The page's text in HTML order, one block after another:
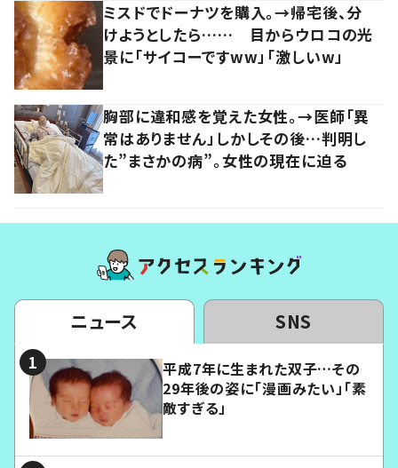
ミスドでドーナツを購入。→帰宅後、分
けようとしたら…… 目からウロコの光
景に「サイコーですww」「激しいw」
胸部に違和感を覚えた女性。→医師「異
常はありません」しかしその後…判明し
た”まさかの病”。女性の現在に迫る
ニュース SNS
平成7年に生まれた双子…その
29年後の姿に「漫画みたい」「素
敵すぎる」